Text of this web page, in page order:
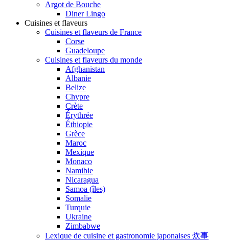
Argot de Bouche
Diner Lingo
Cuisines et flaveurs
Cuisines et flaveurs de France
Corse
Guadeloupe
Cuisines et flaveurs du monde
Afghanistan
Albanie
Belize
Chypre
Crète
Érythrée
Éthiopie
Grèce
Maroc
Mexique
Monaco
Namibie
Nicaragua
Samoa (îles)
Somalie
Turquie
Ukraine
Zimbabwe
Lexique de cuisine et gastronomie japonaises 炊事